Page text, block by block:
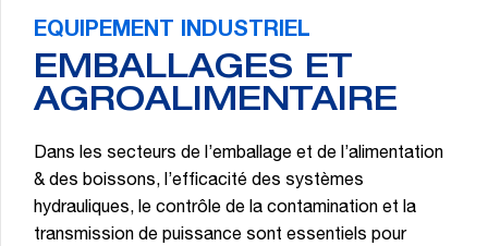
EQUIPEMENT INDUSTRIEL
EMBALLAGES ET
AGROALIMENTAIRE
Dans les secteurs de l’emballage et de l’alimentation
& des boissons, l’efficacité des systèmes
hydrauliques, le contrôle de la contamination et la
transmission de puissance sont essentiels pour